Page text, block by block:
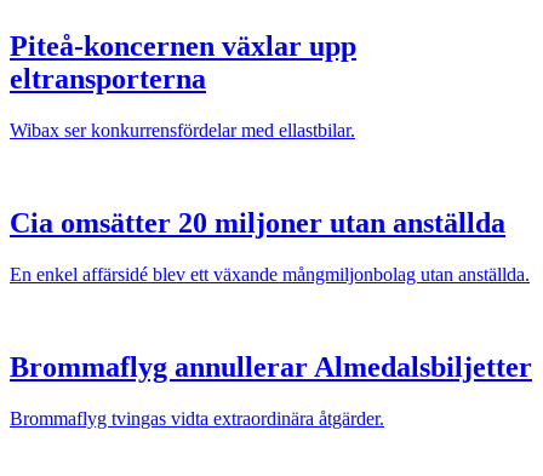
Piteå-koncernen växlar upp
eltransporterna
Wibax ser konkurrensfördelar med ellastbilar.
Cia omsätter 20 miljoner utan anställda
En enkel affärsidé blev ett växande mångmiljonbolag utan anställda.
Brommaflyg annullerar Almedalsbiljetter
Brommaflyg tvingas vidta extraordinära åtgärder.